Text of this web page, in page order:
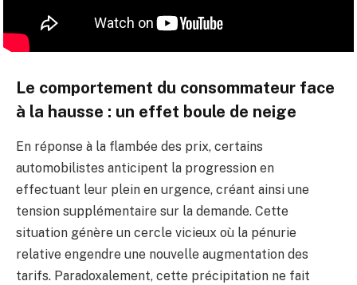
Le comportement du consommateur face
à la hausse : un effet boule de neige
En réponse à la flambée des prix, certains
automobilistes anticipent la progression en
effectuant leur plein en urgence, créant ainsi une
tension supplémentaire sur la demande. Cette
situation génère un cercle vicieux où la pénurie
relative engendre une nouvelle augmentation des
tarifs. Paradoxalement, cette précipitation ne fait